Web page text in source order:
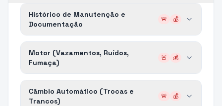
Histórico de Manutenção e
Documentação
🚨 💰
Motor (Vazamentos, Ruídos,
Fumaça)
🚨 💰
Câmbio Automático (Trocas e
Trancos)
🚨 💰